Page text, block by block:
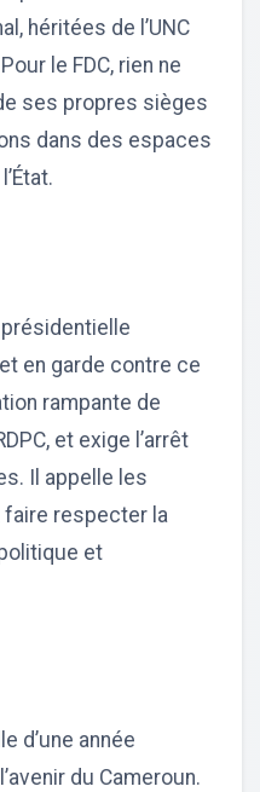
héritées de l’UNC
le FDC, rien ne
ses propres sièges
dans des espaces
en garde contre ce
rampante de
et exige l’arrêt
Il appelle les
respecter la
et
d’une année
du Cameroun.